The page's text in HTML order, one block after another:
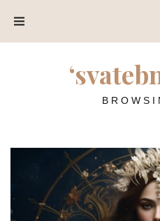
SPOLUPRÁCE
ZKOUŠKY